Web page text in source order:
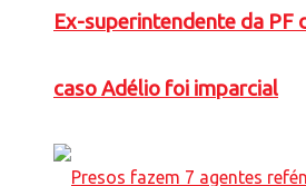
Ex-superintendente da PF
caso Adélio foi imparcial